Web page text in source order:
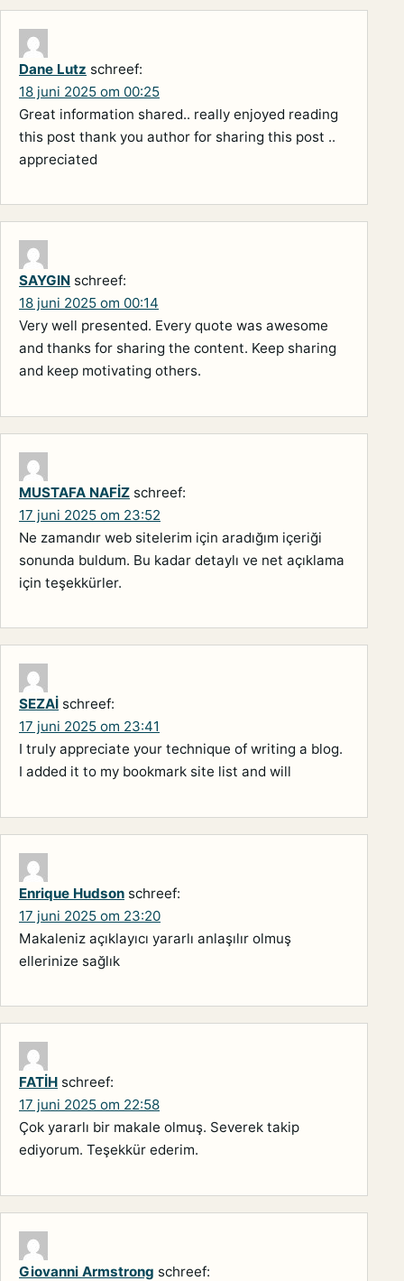
Dane Lutz schreef:
18 juni 2025 om 00:25
Great information shared.. really enjoyed reading
this post thank you author for sharing this post ..
appreciated
SAYGIN schreef:
18 juni 2025 om 00:14
Very well presented. Every quote was awesome
and thanks for sharing the content. Keep sharing
and keep motivating others.
MUSTAFA NAFİZ schreef:
17 juni 2025 om 23:52
Ne zamandır web sitelerim için aradığım içeriği
sonunda buldum. Bu kadar detaylı ve net açıklama
için teşekkürler.
SEZAİ schreef:
17 juni 2025 om 23:41
I truly appreciate your technique of writing a blog.
I added it to my bookmark site list and will
Enrique Hudson schreef:
17 juni 2025 om 23:20
Makaleniz açıklayıcı yararlı anlaşılır olmuş
ellerinize sağlık
FATİH schreef:
17 juni 2025 om 22:58
Çok yararlı bir makale olmuş. Severek takip
ediyorum. Teşekkür ederim.
Giovanni Armstrong schreef: